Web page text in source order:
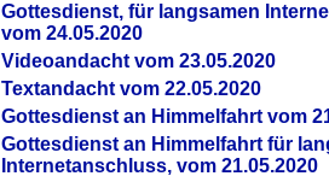
Gottesdienst, für langsamen
vom 24.05.2020
Videoandacht vom 23.05.2020
Textandacht vom 22.05.2020
Gottesdienst an Himmelfahrt vom
Gottesdienst an Himmelfahrt für
Internetanschluss, vom 21.05.2020